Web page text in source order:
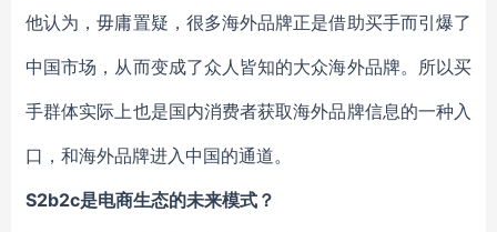
他认为，毋庸置疑，很多海外品牌正是借助买手而引爆了
中国市场，从而变成了众人皆知的大众海外品牌。所以买
手群体实际上也是国内消费者获取海外品牌信息的一种入
口，和海外品牌进入中国的通道。
S2b2c是电商生态的未来模式？